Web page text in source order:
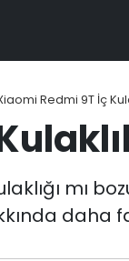
Redmi 9T İç
mı
daha